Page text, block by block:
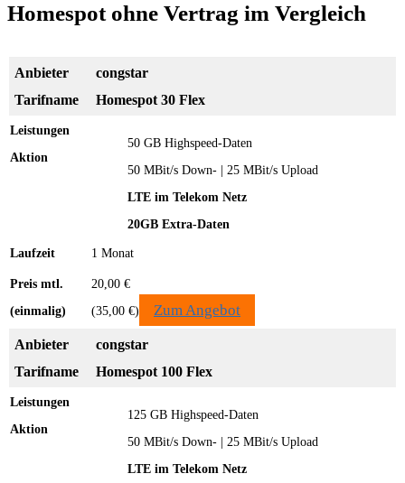
Homespot ohne Vertrag im Vergleich
congstar
Homespot 30 Flex
50 GB Highspeed-Daten
50 MBit/s Down- | 25 MBit/s Upload
LTE im Telekom Netz
20GB Extra-Daten
1 Monat
20,00 €
(35,00 €)
Zum Angebot
congstar
Homespot 100 Flex
125 GB Highspeed-Daten
50 MBit/s Down- | 25 MBit/s Upload
LTE im Telekom Netz